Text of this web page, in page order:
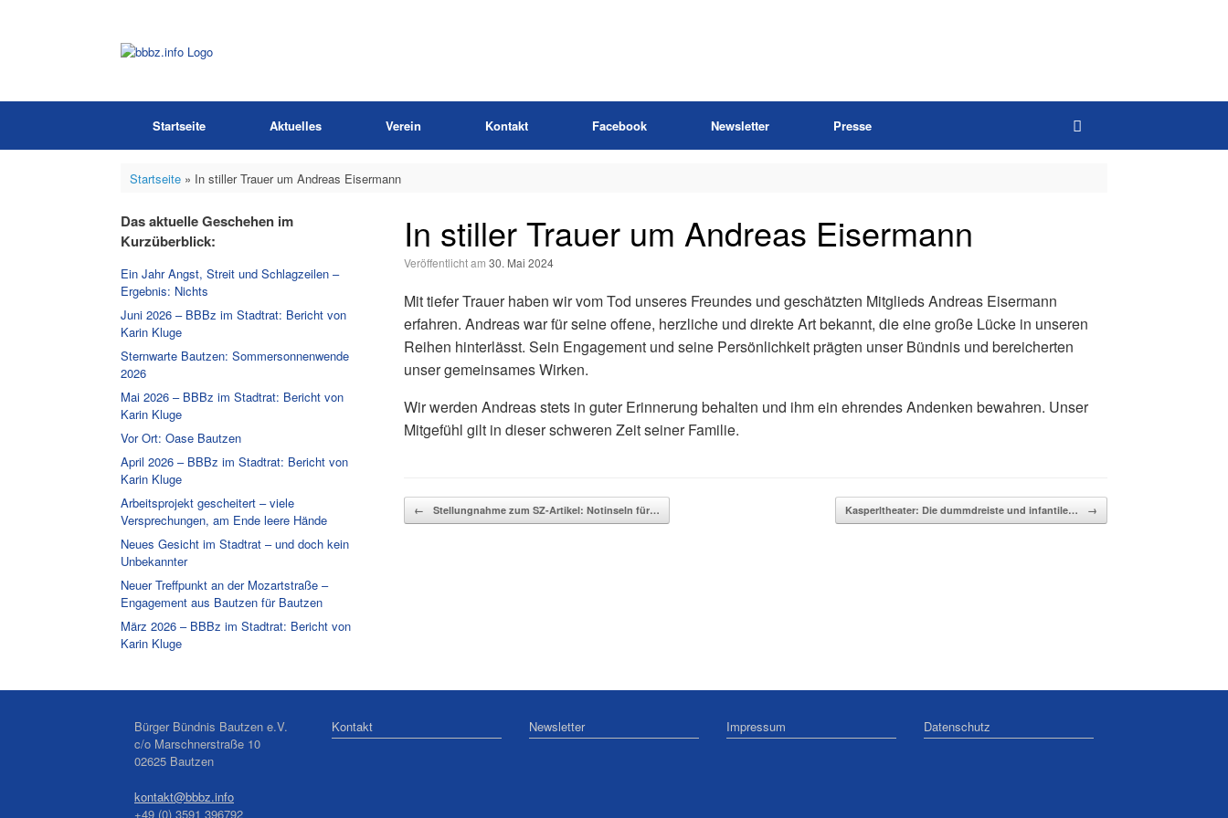
Startseite Aktuelles Verein Kontakt Facebook Newsletter Presse
Startseite» In stiller Trauer um Andreas Eisermann
In stiller Trauer um Andreas Eisermann
Veröffentlicht am30. Mai 2024
Mit tiefer Trauer haben wir vom Tod unseres Freundes und geschätzten Mitglieds Andreas Eisermann
erfahren. Andreas war für seine offene, herzliche und direkte Art bekannt, die eine große Lücke in unseren
Reihen hinterlässt. Sein Engagement und seine Persönlichkeit prägten unser Bündnis und bereicherten
unser gemeinsames Wirken.
Wir werden Andreas stets in guter Erinnerung behalten und ihm ein ehrendes Andenken bewahren. Unser
Mitgefühl gilt in dieser schweren Zeit seiner Familie.
Beitragsnavigation
← Stellungnahme zum SZ-Artikel: Notinseln für… Kasperltheater: Die dummdreiste und infantile… →
Das aktuelle Geschehen im
Kurzüberblick:
Ein Jahr Angst, Streit und Schlagzeilen –
Ergebnis: Nichts
Juni 2026 – BBBz im Stadtrat: Bericht von
Karin Kluge
Sternwarte Bautzen: Sommersonnenwende
2026
Mai 2026 – BBBz im Stadtrat: Bericht von
Karin Kluge
Vor Ort: Oase Bautzen
April 2026 – BBBz im Stadtrat: Bericht von
Karin Kluge
Arbeitsprojekt gescheitert – viele
Versprechungen, am Ende leere Hände
Neues Gesicht im Stadtrat – und doch kein
Unbekannter
Neuer Treffpunkt an der Mozartstraße –
Engagement aus Bautzen für Bautzen
März 2026 – BBBz im Stadtrat: Bericht von
Karin Kluge
Bürger Bündnis Bautzen e.V.
c/o Marschnerstraße 10
02625 Bautzen
kontakt@bbbz.info
+49 (0) 3591 396792
Kontakt Newsletter Impressum Datenschutz